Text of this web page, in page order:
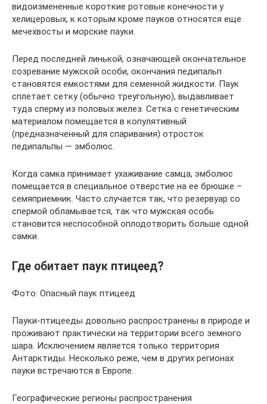
видоизмененные короткие ротовые конечности у
хелицеровых, к которым кроме пауков относятся еще
мечехвосты и морские пауки.
Перед последней линькой, означающей окончательное
созревание мужской особи, окончания педипальп
становятся емкостями для семенной жидкости. Паук
сплетает сетку (обычно треугольную), выдавливает
туда сперму из половых желез. Сетка с генетическим
материалом помещается в копулятивный
(предназначенный для спаривания) отросток
педипальпы — эмболюс.
Когда самка принимает ухаживание самца, эмболюс
помещается в специальное отверстие на ее брюшке –
семяприемник. Часто случается так, что резервуар со
спермой обламывается, так что мужская особь
становится неспособной оплодотворить больше одной
самки.
Где обитает паук птицеед?
Фото: Опасный паук птицеед
Пауки-птицееды довольно распространены в природе и
проживают практически на территории всего земного
шара. Исключением является только территория
Антарктиды. Несколько реже, чем в других регионах
пауки встречаются в Европе.
Географические регионы распространения